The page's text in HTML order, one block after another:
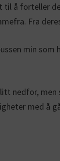
å forteller
Fra
min
nedfor, men
med å